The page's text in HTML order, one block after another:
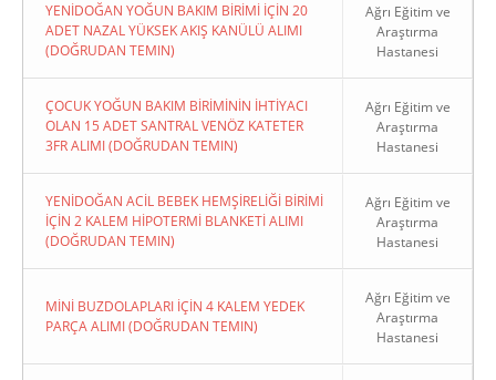
YENİDOĞAN YOĞUN BAKIM BİRİMİ İÇİN 20
ADET NAZAL YÜKSEK AKIŞ KANÜLÜ ALIMI
(DOĞRUDAN TEMIN)
Ağrı Eğitim ve
Araştırma
Hastanesi
ÇOCUK YOĞUN BAKIM BİRİMİNİN İHTİYACI
OLAN 15 ADET SANTRAL VENÖZ KATETER
3FR ALIMI (DOĞRUDAN TEMIN)
Ağrı Eğitim ve
Araştırma
Hastanesi
YENİDOĞAN ACİL BEBEK HEMŞİRELİĞİ BİRİMİ
İÇİN 2 KALEM HİPOTERMİ BLANKETİ ALIMI
(DOĞRUDAN TEMIN)
Ağrı Eğitim ve
Araştırma
Hastanesi
MİNİ BUZDOLAPLARI İÇİN 4 KALEM YEDEK
PARÇA ALIMI (DOĞRUDAN TEMIN)
Ağrı Eğitim ve
Araştırma
Hastanesi